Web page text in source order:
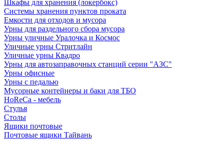
Шкафы для хранения (локербокс)
Системы хранения пунктов проката
Емкости для отходов и мусора
Урны для раздельного сбора мусора
Урны уличные Уралочка и Космос
Уличные урны Стритлайн
Уличные урны Квадро
Урны для автозаправочных станций серии "АЗС"
Урны офисные
Урны с педалью
Мусорные контейнеры и баки для ТБО
HoReCa - мебель
Стулья
Столы
Ящики почтовые
Почтовые ящики Тайвань